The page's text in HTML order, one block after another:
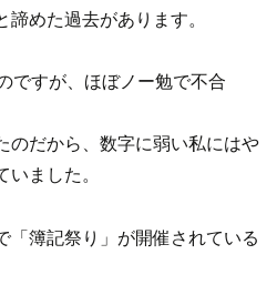
めた過去があります。
ですが、ほぼノー勉で不合
のだから、数字に弱い私にはや
ました。
「簿記祭り」が開催されている